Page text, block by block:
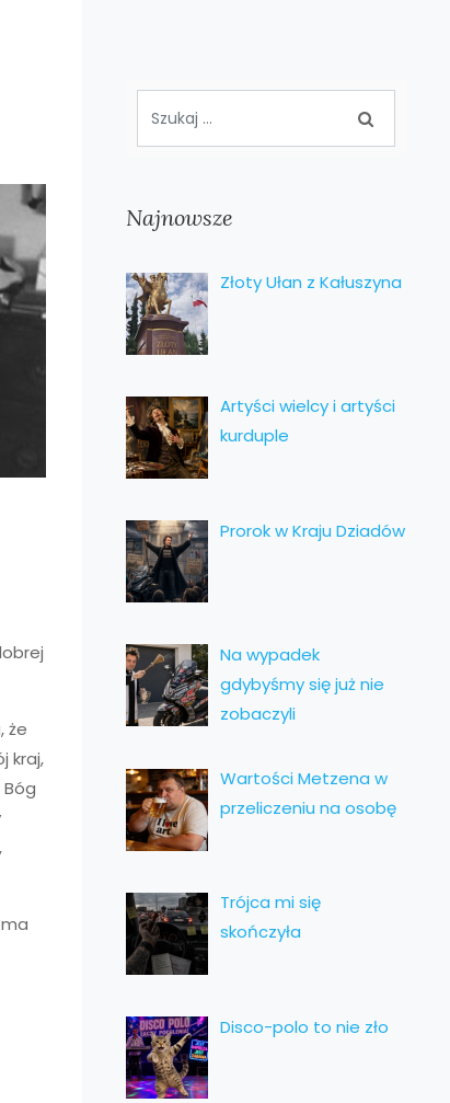
że
kraj,
Najnowsze
Złoty Ułan z Kałuszyna
Artyści wielcy i artyści
kurduple
Prorok w Kraju Dziadów
Na wypadek
gdybyśmy się już nie
zobaczyli
Wartości Metzena w
przeliczeniu na osobę
Trójca mi się
skończyła
Disco-polo to nie zło